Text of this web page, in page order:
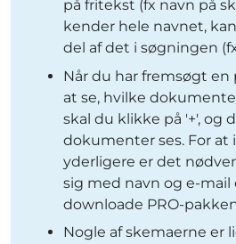
på fritekst (fx navn på
kender hele navnet,
del af det i søgningen
Når du har fremsøgt en
at se, hvilke
skal du klikke på '+', og
dokumenter ses. For at
yderligere er det
sig med navn og e-mail
downloade PRO-
Nogle af skemaerne er